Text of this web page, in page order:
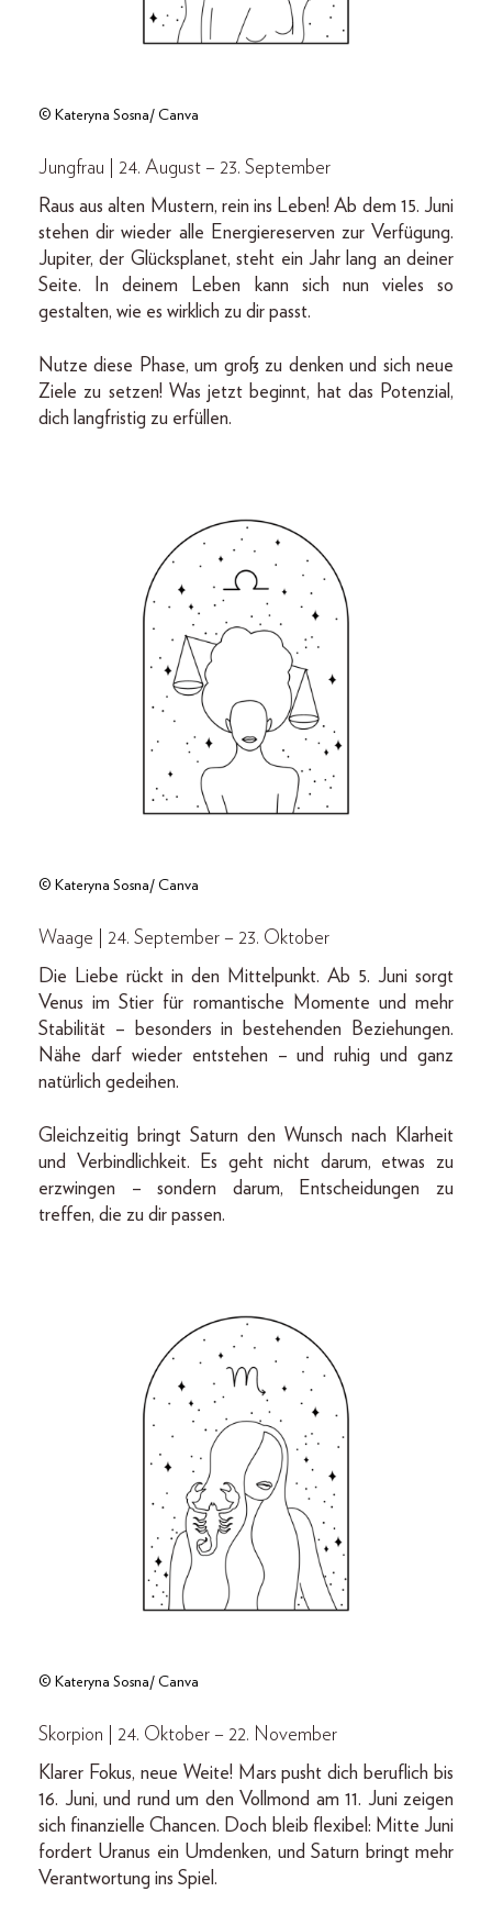
© Kateryna Sosna/ Canva
Jungfrau | 24. August – 23. September
Raus aus alten Mustern, rein ins Leben! Ab dem 15. Juni
stehen dir wieder alle Energiereserven zur Verfügung.
Jupiter, der Glücksplanet, steht ein Jahr lang an deiner
Seite. In deinem Leben kann sich nun vieles so
gestalten, wie es wirklich zu dir passt.
Nutze diese Phase, um groß zu denken und sich neue
Ziele zu setzen! Was jetzt beginnt, hat das Potenzial,
dich langfristig zu erfüllen.
© Kateryna Sosna/ Canva
Waage | 24. September – 23. Oktober
Die Liebe rückt in den Mittelpunkt. Ab 5. Juni sorgt
Venus im Stier für romantische Momente und mehr
Stabilität – besonders in bestehenden Beziehungen.
Nähe darf wieder entstehen – und ruhig und ganz
natürlich gedeihen.
Gleichzeitig bringt Saturn den Wunsch nach Klarheit
und Verbindlichkeit. Es geht nicht darum, etwas zu
erzwingen – sondern darum, Entscheidungen zu
treffen, die zu dir passen.
© Kateryna Sosna/ Canva
Skorpion | 24. Oktober – 22. November
Klarer Fokus, neue Weite! Mars pusht dich beruflich bis
16. Juni, und rund um den Vollmond am 11. Juni zeigen
sich finanzielle Chancen. Doch bleib flexibel: Mitte Juni
fordert Uranus ein Umdenken, und Saturn bringt mehr
Verantwortung ins Spiel.